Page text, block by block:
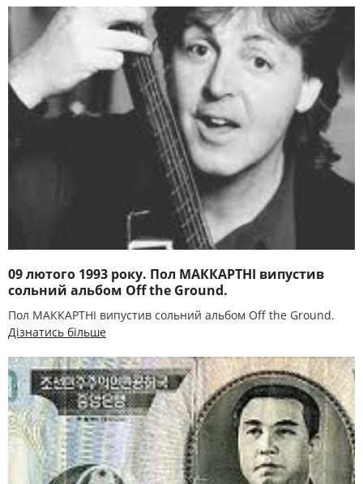
09 лютого 1993 року. Пол МАККАРТНІ випустив
сольний альбом Off the Ground.
Пол МАККАРТНІ випустив сольний альбом Off the Ground.
Дізнатись більше